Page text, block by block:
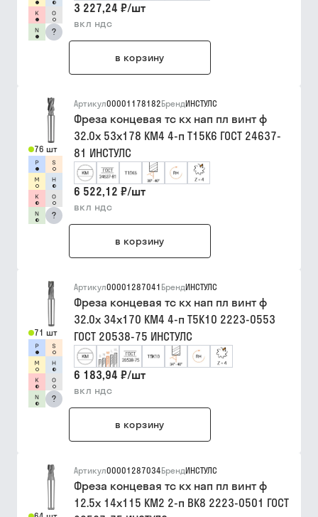
?
3 227,24 ₽/шт
вкл ндс
в корзину
76 шт
?
Артикул00001178182БрендИНСТУЛС
Фреза концевая тс кх нап пл винт ф
32.0х 53х178 КМ4 4-п Т15К6 ГОСТ 24637-
81 ИНСТУЛС
6 522,12 ₽/шт
вкл ндс
в корзину
71 шт
?
Артикул00001287041 БрендИНСТУЛС
Фреза концевая тс кх нап пл винт ф
32.0х 34х170 КМ4 4-п Т5К10 2223-0553
ГОСТ 20538-75 ИНСТУЛС
6 183,94 ₽/шт
вкл ндс
в корзину
Артикул00001287034БрендИНСТУЛС
Фреза концевая тс кх нап пл винт ф
12.5х 14х115 КМ2 2-п ВК8 2223-0501 ГОСТ